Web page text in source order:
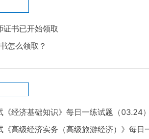
书已开始领取
怎么领取？
经济基础知识》每日一练试题（03.24）
高级经济实务（高级旅游经济）》每日